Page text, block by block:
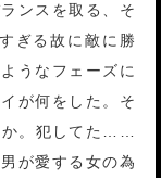
ンスを取る、そ
ぎる故に敵に勝
うなフェーズに
が何をした。そ
か。犯してた……
が愛する女の為